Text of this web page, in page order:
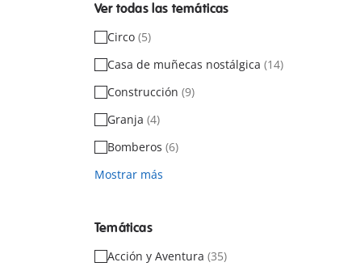
Ver todas las temáticas
Circo (5)
Casa de muñecas nostálgica (14)
Construcción (9)
Granja (4)
Bomberos (6)
Mostrar más
Temáticas
Acción y Aventura (35)